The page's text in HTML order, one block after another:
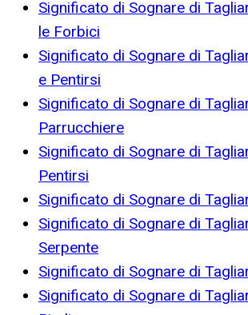
Significato di Sognare di
le Forbici
Significato di Sognare di
e Pentirsi
Significato di Sognare di
Parrucchiere
Significato di Sognare di
Pentirsi
Significato di Sognare di
Significato di Sognare di
Serpente
Significato di Sognare di
Significato di Sognare di